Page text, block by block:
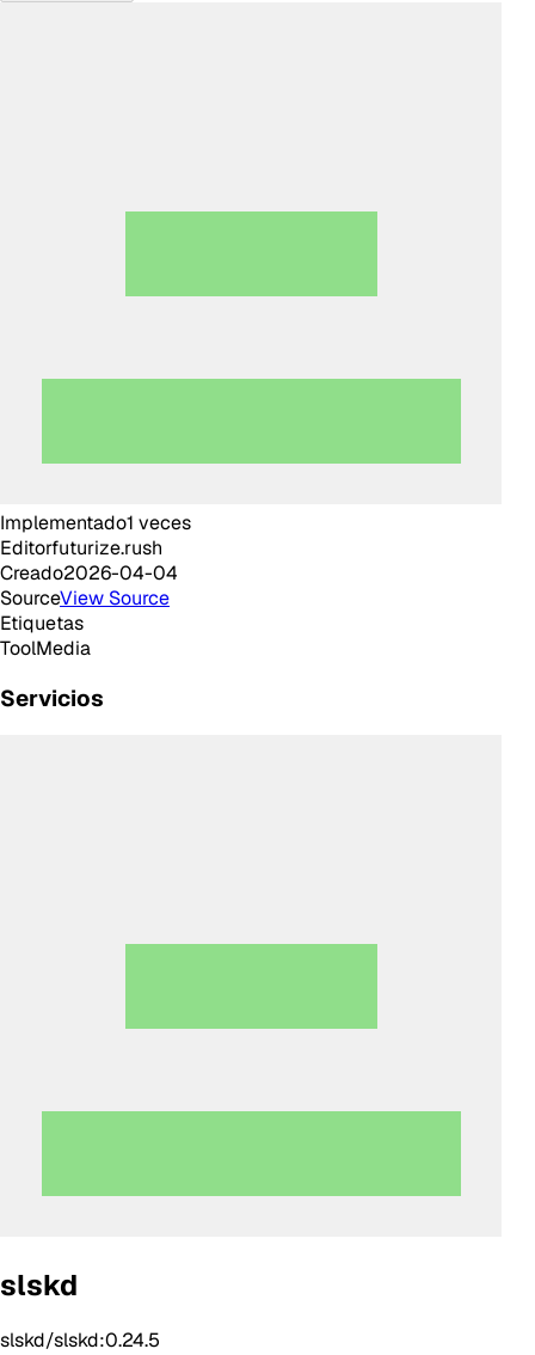
Implementado1 veces
Editorfuturize.rush
Creado2026-04-04
SourceView Source
Etiquetas
ToolMedia
Servicios
slskd
slskd/slskd:0.24.5